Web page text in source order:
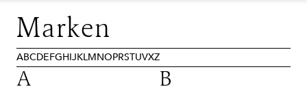
Marken
ABCDEFGHIJKLMNOPRSTUVXZ
A B